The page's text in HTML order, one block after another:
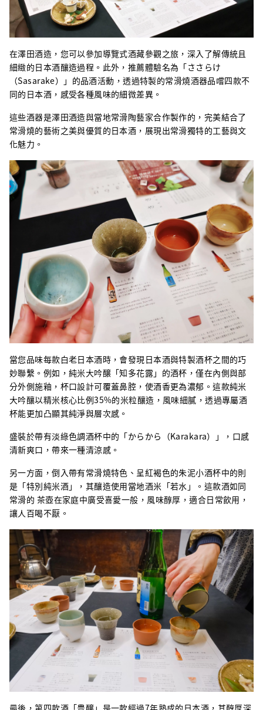
在澤田酒造，您可以參加導覽式酒藏參觀之旅，深入了解傳統且
細緻的日本酒釀造過程。此外，推薦體驗名為「ささらけ
（Sasarake）」的品酒活動，透過特製的常滑燒酒器品嚐四款不
同的日本酒，感受各種風味的細微差異。
這些酒器是澤田酒造與當地常滑陶藝家合作製作的，完美結合了
常滑燒的藝術之美與優質的日本酒，展現出常滑獨特的工藝與文
化魅力。
當您品味每款白老日本酒時，會發現日本酒與特製酒杯之間的巧
妙聯繫。例如，純米大吟醸「知多花露」的酒杯，僅在內側與部
分外側施釉，杯口設計可覆蓋鼻腔，使酒香更為濃郁。這款純米
大吟釀以精米核心比例35%的米粒釀造，風味細膩，透過專屬酒
杯能更加凸顯其純淨與層次感。
盛裝於帶有淡綠色調酒杯中的「からから（Karakara）」，口感
清新爽口，帶來一種清涼感。
另一方面，倒入帶有常滑燒特色、呈紅褐色的朱泥小酒杯中的則
是「特別純米酒」，其釀造使用當地酒米「若水」。這款酒如同
常滑的 茶壺在家庭中廣受喜愛一般，風味醇厚，適合日常飲用，
讓人百喝不厭。